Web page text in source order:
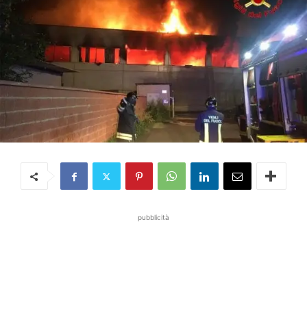
pubblicità